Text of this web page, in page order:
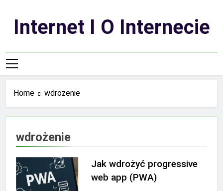
contentInternet I O Internecie
Home wdrożenie
wdrożenie
Jak wdrożyć progressive
web app (PWA)